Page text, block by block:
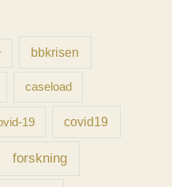
bbkrisen
caseload
19 covid19
forskning